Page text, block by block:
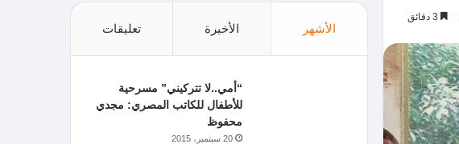
الأشهر الأخيرة تعليقات
“أمي..لا تتركيني” مسرحية
للأطفال للكاتب المصري: مجدي
محفوظ
20 سبتمبر، 2015